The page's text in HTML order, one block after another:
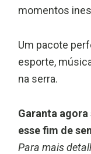
momentos
Um pacote
esporte,
na serra.
Garanta
esse fim de
Para mais